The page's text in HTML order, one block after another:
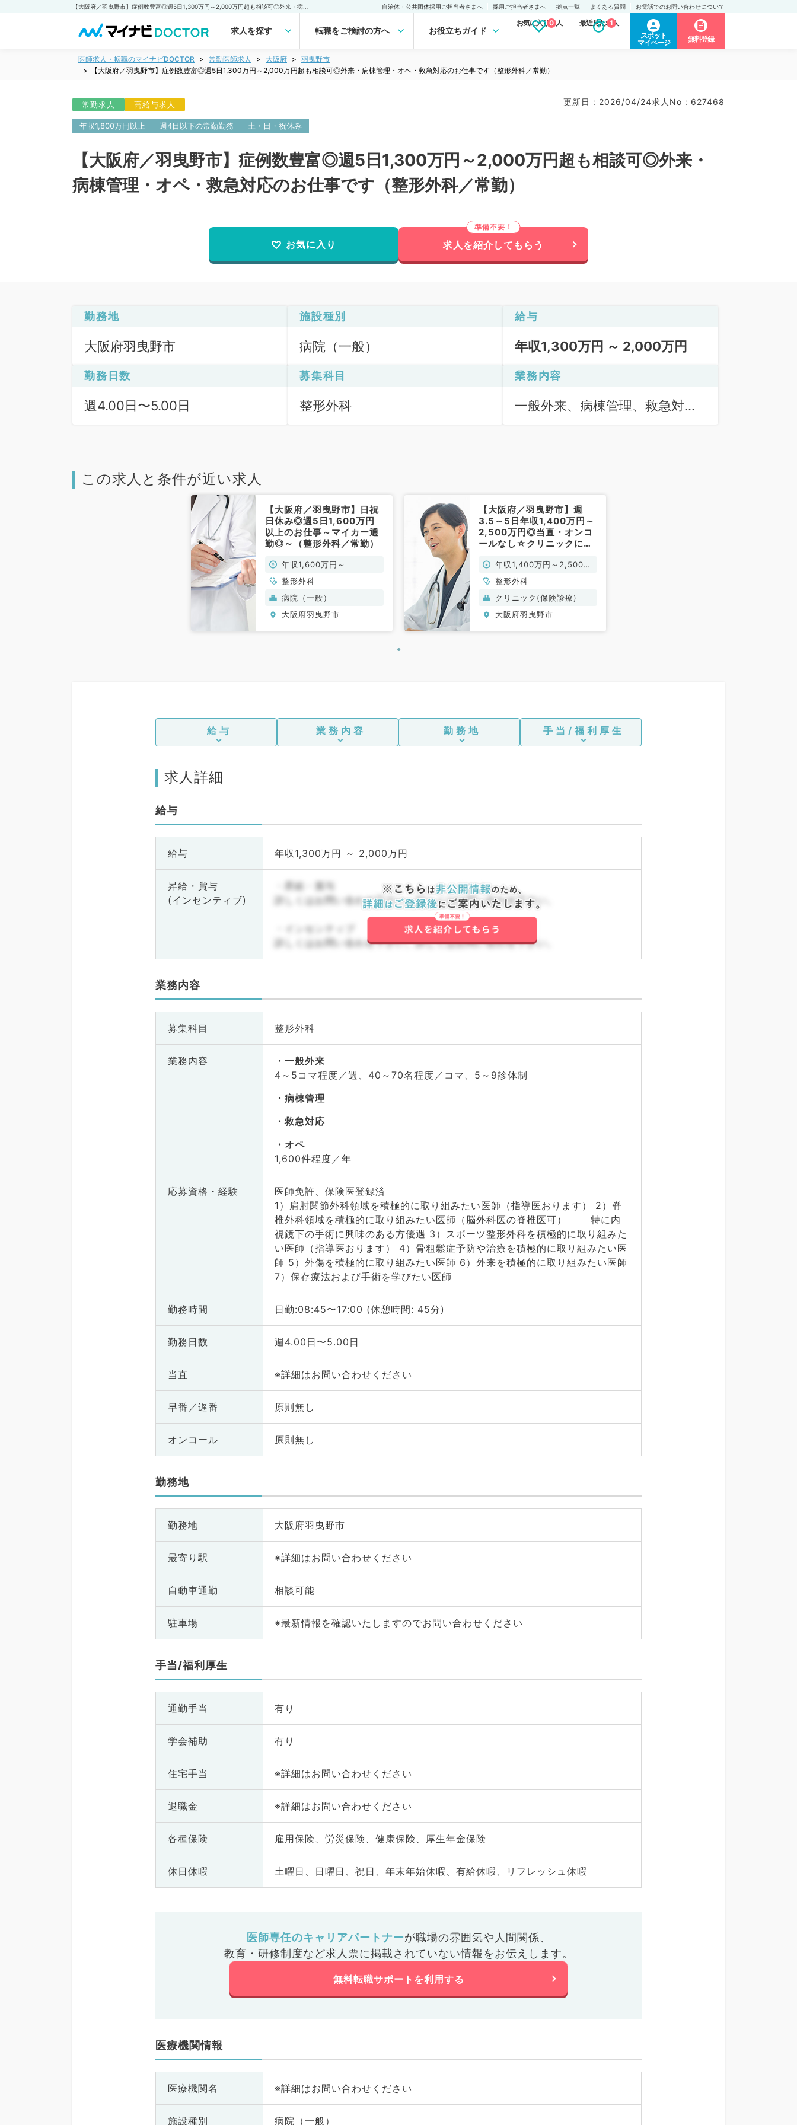
自治体・公共団体採用ご担当者さまへ 採用ご担当者さまへ 拠点一覧 よくある質問 お電話でのお問い合わせについて
求人を探す 転職をご検討の方へ お役立ちガイド
お気に入り求人
0 最近見た求人
1
スポット
マイページ
無料登録
医師求人・転職のマイナビDOCTOR 常勤医師求人 大阪府
羽曳野市
【大阪府／羽曳野市】症例数豊富◎週5日1,300万円～2,000万円超も相談可◎外来・病棟管理・オペ・救急対応のお仕事です（整形外科／常勤）
常勤求人 高給与求人 更新日 : 2026/04/24求人No : 627468
年収1,800万円以上 週4日以下の常勤勤務 土・日・祝休み
【大阪府／羽曳野市】症例数豊富◎週5日1,300万円～2,000万円超も相談可◎外来・
病棟管理・オペ・救急対応のお仕事です（整形外科／常勤）
お気に入り 求人を紹介してもらう
勤務地
大阪府羽曳野市
施設種別
病院（一般）
給与
年収1,300万円 ～ 2,000万円
勤務日数
週4.00日〜5.00日
募集科目
整形外科
業務内容
一般外来、病棟管理、救急対
この求人と条件が近い求人
【大阪府／羽曳野市】日祝
日休み◎週5日1,600万円
以上のお仕事～マイカー通
勤◎～（整形外科／常勤）
年収1,600万円～
整形外科
病院（一般）
大阪府羽曳野市
【大阪府／羽曳野市】週
3.5～5日年収1,400万円～
2,500万円◎当直・オンコ
ールなし☆クリニックにて
師の募集※（整形外科／常
勤）
年収1,400万円～2,500万
円
整形外科
クリニック(保険診療)
大阪府羽曳野市
給与 業務内容 勤務地 手当/福利厚生
求人詳細
給与
給与 年収1,300万円 ～ 2,000万円
昇給・賞与
(インセンティブ)
・昇給・賞与
詳しくはお問い合わせ下さい。詳しくはお問い合わせ下さい。
・インセンティブ
詳しくはお問い合わせ下さい。詳しくはお問い合わせ下さい。
業務内容
募集科目 整形外科
業務内容
一般外来
4～5コマ程度／週、40～70名程度／コマ、5～9診体制
病棟管理
救急対応
オペ
1,600件程度／年
応募資格・ 経験
医師免許、保険医登録済
1）肩肘関節外科領域を積極的に取り組みたい医師（指導医おります） 2）脊
椎外科領域を積極的に取り組みたい医師（脳外科医の脊椎医可） 特に内
視鏡下の手術に興味のある方優遇 3）スポーツ整形外科を積極的に取り組みた
い医師（指導医おります） 4）骨粗鬆症予防や治療を積極的に取り組みたい医
師 5）外傷を積極的に取り組みたい医師 6）外来を積極的に取り組みたい医師
7）保存療法および手術を学びたい医師
勤務時間 日勤:08:45〜17:00 (休憩時間: 45分)
勤務日数 週4.00日〜5.00日
当直 ※詳細はお問い合わせください
早番／遅番 原則無し
オンコール 原則無し
勤務地
勤務地 大阪府羽曳野市
最寄り駅 ※詳細はお問い合わせください
自動車通勤 相談可能
駐車場 ※最新情報を確認いたしますのでお問い合わせください
手当/福利厚生
通勤手当 有り
学会補助 有り
住宅手当 ※詳細はお問い合わせください
退職金 ※詳細はお問い合わせください
各種保険 雇用保険、労災保険、健康保険、厚生年金保険
休日休暇 土曜日、日曜日、祝日、年末年始休暇、有給休暇、リフレッシュ休暇
医師専任のキャリアパートナーが職場の雰囲気や人間関係、
教育・研修制度など求人票に掲載されていない情報をお伝えします。
無料転職サポートを利用する
医療機関情報
医療機関名 ※詳細はお問い合わせください
施設種別 病院（一般）